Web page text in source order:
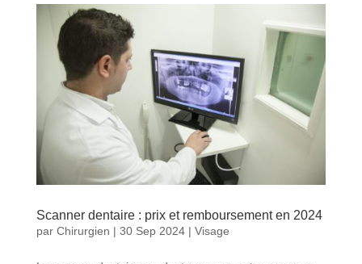
Scanner dentaire : prix et remboursement en 2024
par Chirurgien | 30 Sep 2024| Visage